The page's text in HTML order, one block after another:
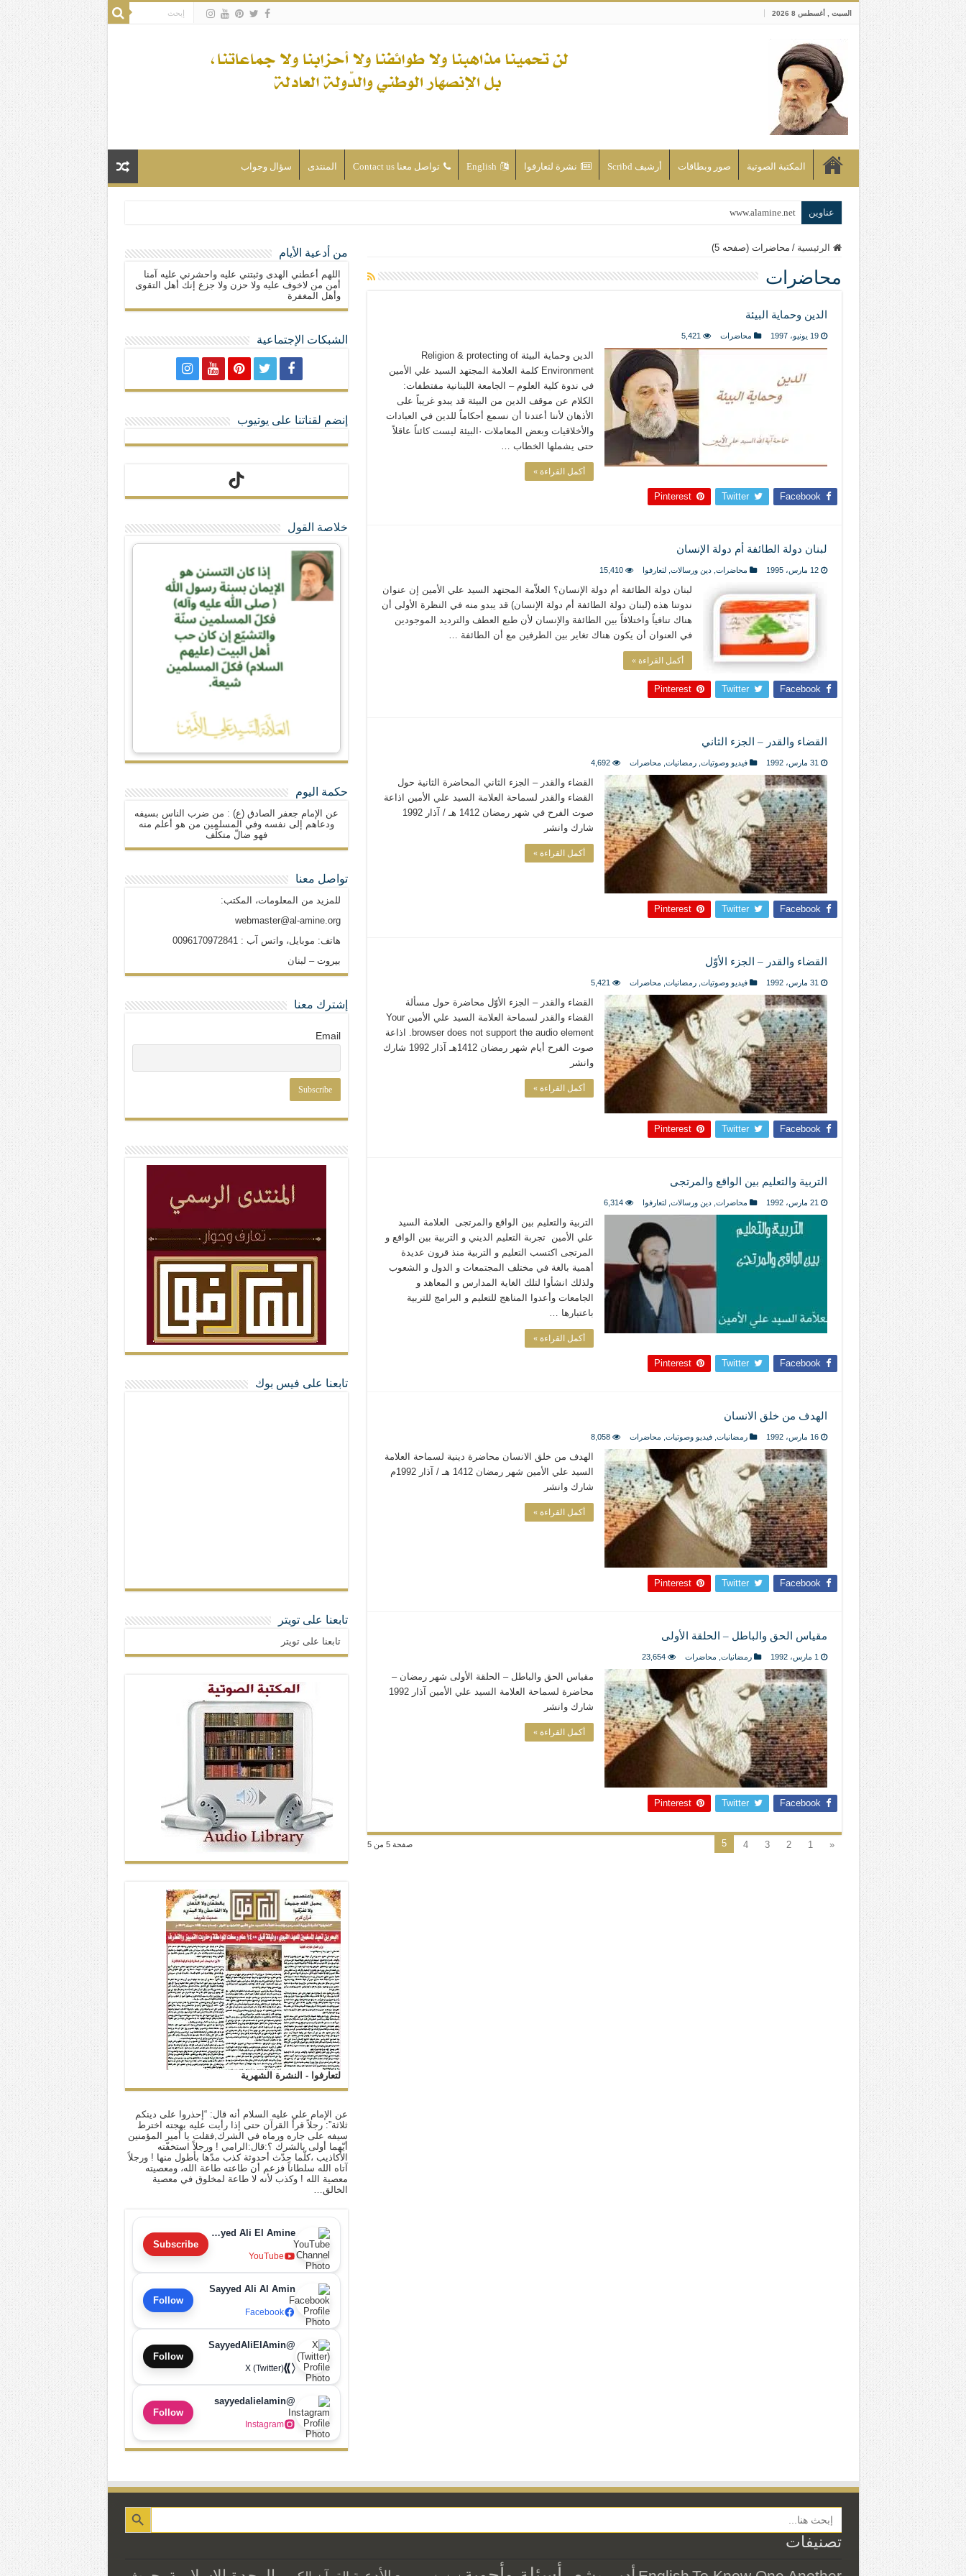
السبت , أغسطس 8 2026
المكتبة الصوتية صور وبطاقات أرشيف Scribd نشرة لتعارفوا English تواصل معنا Contact us المنتدى سؤال وجواب
عناوين www.alamine.net
إذا كان التسنن هو الإيمان بسنة رسول الله ( صلى الله عليه وآله) فكلّ المسلمين سنّة والتشيّع إن كان حب أهل البيت (عليهم السلام) فكلّ المسلمين شيعة.
علاقات المذاهب والأديان لا يجوز أن تكون على حساب الأوطان
ليست المنفعة تأتي من إسلامية النّظام كما لا تأتي المضرة من مسيحية النظام
المتهاون بوطنه متهاون بدينه حتماً
نسج العلاقة مع الآخر تكون من خلال منظومة القيم و المبادئ الانسانية التي تجعل الناس سواسية لا تفرق بينهم أعراق و ألوان و لا تمنحهم الامتيازات أنساب و أديان
الرئيسية / محاضرات (صفحه 5)
محاضرات
الدين وحماية البيئة
19 يونيو، 1997 محاضرات 5,421
الدين وحماية البيئة Religion & protecting of
Environment كلمة العلامة المجتهد السيد علي الأمين
في ندوة كلية العلوم – الجامعة اللبنانية مقتطفات:
الكلام عن موقف الدين من البيئة قد يبدو غريباً على
الأذهان لأننا أعتدنا أن نسمع أحكاماً للدين في العبادات
والأخلاقيات وبعض المعاملات ·البيئة ليست كائناً عاقلاً
حتى يشملها الخطاب …
أكمل القراءة »
Facebook
Twitter
Pinterest
لبنان دولة الطائفة أم دولة الإنسان
12 مارس، 1995 محاضرات ,دين ورسالات ,لتعارفوا 15,410
لبنان دولة الطائفة أم دولة الإنسان؟ العلاّمة المجتهد السيد علي الأمين إن عنوان
ندوتنا هذه (لبنان دولة الطائفة أم دولة الإنسان) قد يبدو منه في النظرة الأولى أن
هناك تنافياً واختلافاً بين الطائفة والإنسان لأن طبع العطف والترديد الموجودين
في العنوان أن يكون هناك تغاير بين الطرفين مع أن الطائفة …
أكمل القراءة »
Facebook
Twitter
Pinterest
القضاء والقدر – الجزء الثاني
31 مارس، 1992 فيديو وصوتيات ,رمضانيات محاضرات 4,692
القضاء والقدر – الجزء الثاني المحاضرة الثانية حول
القضاء والقدر لسماحة العلامة السيد علي الأمين اذاعة
صوت الفرح في شهر رمضان 1412 هـ / آذار 1992
شارك وانشر
أكمل القراءة »
Facebook
Twitter
Pinterest
القضاء والقدر – الجزء الأوّل
31 مارس، 1992 فيديو وصوتيات ,رمضانيات محاضرات 5,421
القضاء والقدر – الجزء الأوّل محاضرة حول مسألة
القضاء والقدر لسماحة العلامة السيد علي الأمين Your
browser does not support the audio element. اذاعة
صوت الفرح أيام شهر رمضان 1412هـ آذار 1992 شارك
وانشر
أكمل القراءة »
Facebook
Twitter
Pinterest
التربية والتعليم بين الواقع والمرتجى
21 مارس، 1992 محاضرات ,دين ورسالات ,لتعارفوا 6,314
التربية والتعليم بين الواقع والمرتجى العلامة السيد
علي الأمين تجربة التعليم الديني و التربية بين الواقع و
المرتجى اكتسب التعليم و التربية منذ قرون عديدة
أهمية بالغة في مختلف المجتمعات و الدول و الشعوب
ولذلك انشأوا لتلك الغاية المدارس و المعاهد و
الجامعات وأعدوا المناهج للتعليم و البرامج للتربية
باعتبارها …
أكمل القراءة »
Facebook
Twitter
Pinterest
الهدف من خلق الانسان
16 مارس، 1992 رمضانيات ,فيديو وصوتيات محاضرات 8,058
الهدف من خلق الانسان محاضرة دينية لسماحة العلامة
السيد علي الأمين شهر رمضان 1412 هـ / آذار 1992م
شارك وانشر
أكمل القراءة »
Facebook
Twitter
Pinterest
مقياس الحق والباطل – الحلقة الأولى
1 مارس، 1992 رمضانيات محاضرات 23,654
مقياس الحق والباطل – الحلقة الأولى شهر رمضان –
محاضرة لسماحة العلامة السيد علي الأمين آذار 1992
شارك وانشر
أكمل القراءة »
Facebook
Twitter
Pinterest
صفحة 5 من 5 «
1
2
3
4
5
من أدعية الأيام
اللهم أعطني الهدى وثبتني عليه واحشرني عليه آمنا
أمن من لاخوف عليه ولا حزن ولا جزع إنك أهل التقوى
وأهل المغفرة
الشبكات الإجتماعية
إنضم لقناتنا على يوتيوب
خلاصة القول
حكمة اليوم
عن الإمام جعفر الصادق (ع) : من ضرب الناس بسيفه
ودعاهم إلى نفسه وفي المسلمين من هو أعلم منه
فهو ضالّ متكلّف
تواصل معنا
للمزيد من المعلومات، المكتب:
webmaster@al-amine.org
هاتف: موبايل، واتس آب : 0096170972841
بيروت – لبنان
إشترك معنا
Email
تابعنا على فيس بوك
تابعنا على تويتر
تابعنا على تويتر
لتعارفوا - النشرة الشهرية
عن الإمام علي عليه السلام أنه قال: “إحذروا على دينكم
ثلاثة”: رجلاً قرأ القرآن حتى إذا رأيت عليه بهجته اخترط
سيفه على جاره ورماه في الشرك,فقلت يا أمير المؤمنين
أيّهما أولى بالشرك ؟:قال:الرامي ! ورجلاً استخفّته
الأكاذيب ،كلّما حدّث أحدوثة كذب مدّها بأطول منها ! ورجلاً
آتاه الله سلطاناً فزعم أن طاعته طاعة الله، ومعصيته
معصية الله ! وكذب لأنه لا طاعة لمخلوق في معصية
الخالق…
Sayyed Ali El Amine
YouTube
Subscribe
Sayyed Ali Al Amin
Facebook
Follow
@SayyedAliElAmin
X (Twitter)
Follow
@sayyedalielamin
Instagram
Follow
Search Button
تصنيفات